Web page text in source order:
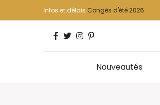
Infos et délais Congés d'été 2026
Nouveautés